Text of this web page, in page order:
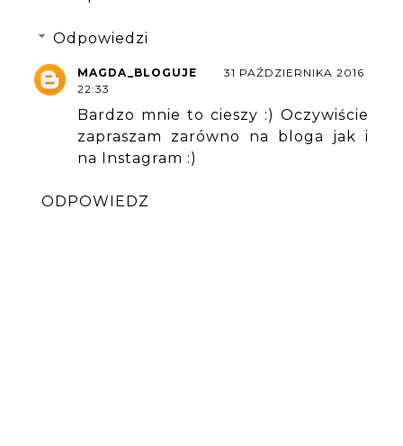
Odpowiedzi
MAGDA_BLOGUJE
31 PAŹDZIERNIKA 2016
22:33
Bardzo mnie to cieszy :) Oczywiście
zapraszam zarówno na bloga jak i
na Instagram :)
ODPOWIEDZ